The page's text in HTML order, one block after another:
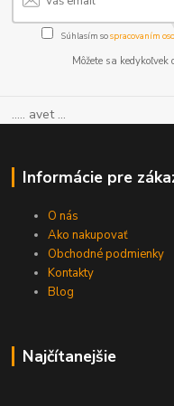
Súhlasím sospracovaním
Môžete sa
..... avet ...
Informácie pre
O nás
Ako nakupovať
Obchodné podmienky
Kontakty
Blog
Najčítanejšie